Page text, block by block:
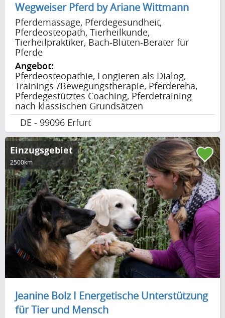
Wegweiser Pferd by Ariane Wittmann
Pferdemassage, Pferdegesundheit,
Pferdeosteopath, Tierheilkunde,
Tierheilpraktiker, Bach-Blüten-Berater für
Pferde
Angebot:
Pferdeosteopathie, Longieren als Dialog,
Trainings-/Bewegungstherapie, Pferdereha,
Pferdegestütztes Coaching, Pferdetraining
nach klassischen Grundsätzen
DE - 99096 Erfurt
Einzugsgebiet
2500km
Jeanine Bolz I Energetische Unterstützung
für Tier und Mensch